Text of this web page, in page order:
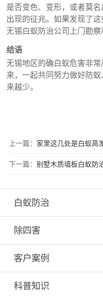
是否变色、变形，或者莫
出现的征兆。如果发现了这
无锡白蚁防治公司上门勘察
结语
无锡地区的确白蚁危害非
来，一起共同努力做好防
来越少。
上一篇： 家里这几处是白蚁高
下一篇： 别墅木质墙板白蚁防
白蚁防治
除四害
客户案例
科普知识